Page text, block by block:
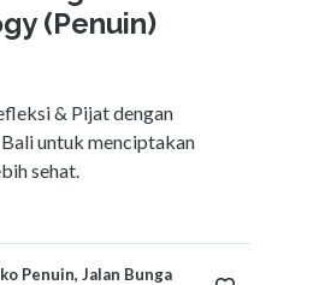
(Penuin)
& Pijat dengan
untuk menciptakan
sehat.
Penuin, Jalan Bunga